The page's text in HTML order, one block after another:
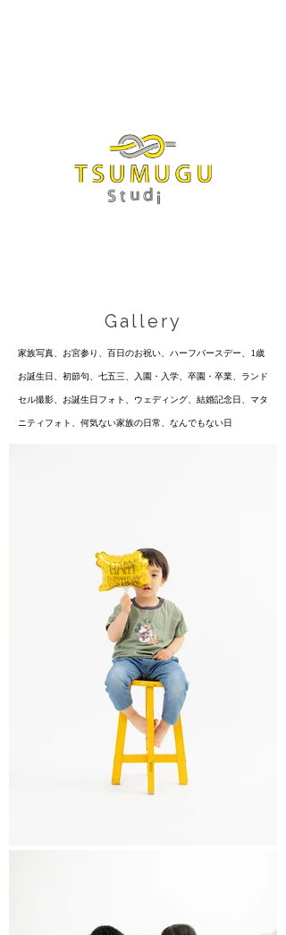
Gallery
家族写真、お宮参り、百日のお祝い、ハーフバースデー、1歳
お誕生日、初節句、七五三、入園・入学、卒園・卒業、ランド
セル撮影、お誕生日フォト、ウェディング、結婚記念日、マタ
ニティフォト、 何気ない家族の日常、なんでもない日